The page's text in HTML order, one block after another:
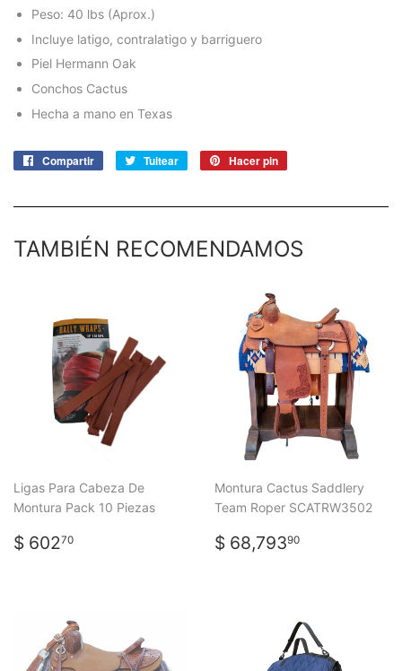
Peso: 40 lbs (Aprox.)
Incluye latigo, contralatigo y barriguero
Piel Hermann Oak
Conchos Cactus
Hecha a mano en Texas
Compartir
CompartirTuitear
Tuitear Hacer pin
TAMBIÉN RECOMENDAMOS
Ligas Para Cabeza De
Montura Pack 10 Piezas
PRECIO
$ 60270
Montura Cactus Saddlery
Team Roper SCATRW3502
PRECIO
HABITUAL
$ 68,79390